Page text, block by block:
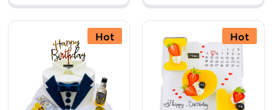
hồng đỏ sang
chảnh
cao cổ thỏ
trắng ngựa
vằn
Hot Hot